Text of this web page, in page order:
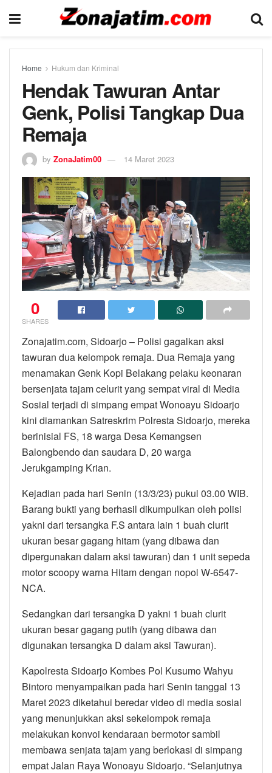
Home Hukum dan Kriminal
Hendak Tawuran Antar
Genk, Polisi Tangkap Dua
Remaja
by ZonaJatim00 14 Maret 2023
0
SHARES
Zonajatim.com, Sidoarjo – Polisi gagalkan aksi
tawuran dua kelompok remaja. Dua Remaja yang
menamakan Genk Kopi Belakang pelaku keonaran
bersenjata tajam celurit yang sempat viral di Media
Sosial terjadi di simpang empat Wonoayu Sidoarjo
kini diamankan Satreskrim Polresta Sidoarjo, mereka
berinisial FS, 18 warga Desa Kemangsen
Balongbendo dan saudara D, 20 warga
Jerukgamping Krian.
Kejadian pada hari Senin (13/3/23) pukul 03.00 WIB.
Barang bukti yang berhasil dikumpulkan oleh polisi
yakni dari tersangka F.S antara lain 1 buah clurit
ukuran besar gagang hitam (yang dibawa dan
dipergunakan dalam aksi tawuran) dan 1 unit sepeda
motor scoopy warna Hitam dengan nopol W-6547-
NCA.
Sedangkan dari tersangka D yakni 1 buah clurit
ukuran besar gagang putih (yang dibawa dan
digunakan tersangka D dalam aksi Tawuran).
Kapolresta Sidoarjo Kombes Pol Kusumo Wahyu
Bintoro menyampaikan pada hari Senin tanggal 13
Maret 2023 diketahui beredar video di media sosial
yang menunjukkan aksi sekelompok remaja
melakukan konvoi kendaraan bermotor sambil
membawa senjata tajam yang berlokasi di simpang
empat Jalan Raya Wonoayu Sidoarjo. “Selanjutnya